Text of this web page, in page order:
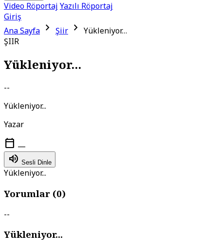
Video Röportaj Yazılı Röportaj
Giriş
Ana Sayfa chevron_right Şiir chevron_right Yükleniyor…
ŞIIR
Yükleniyor...
--
Yükleniyor...
Yazar
calendar_today —
volume_up Sesli Dinle
Yükleniyor...
Yorumlar (0)
--
Yükleniyor...